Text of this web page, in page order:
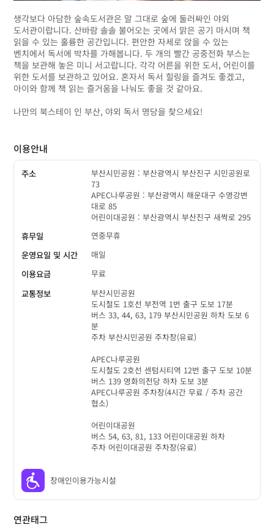
생각보다 아담한 숲속도서관은 말 그대로 숲에 둘러싸인 야외
도서관이랍니다. 산바람 솔솔 불어오는 곳에서 맑은 공기 마시며 책
읽을 수 있는 훌륭한 공간입니다. 편안한 자세로 앉을 수 있는
벤치에서 독서에 박차를 가해봅니다. 두 개의 빨간 공중전화 부스는
책을 보관해 놓은 미니 서고랍니다. 각각 어른을 위한 도서, 어린이를
위한 도서를 보관하고 있어요. 혼자서 독서 힐링을 즐겨도 좋겠고,
아이와 함께 책 읽는 즐거움을 나눠도 좋을 것 같아요.
나만의 북스테이 인 부산, 야외 독서 명당을 찾으세요!
이용안내
주소
부산시민공원 : 부산광역시 부산진구 시민공원로
73
APEC나루공원 : 부산광역시 해운대구 수영강변
대로 85
어린이대공원 : 부산광역시 부산진구 새싹로 295
휴무일
연중무휴
운영요일 및 시간
매일
이용요금
무료
교통정보
부산시민공원
도시철도 1호선 부전역 1번 출구 도보 17분
버스 33, 44, 63, 179 부산시민공원 하차 도보 6
분
주차 부산시민공원 주차장(유료)
APEC나루공원
도시철도 2호선 센텀시티역 12번 출구 도보 10분
버스 139 영화의전당 하차 도보 3분
APEC나루공원 주차장(4시간 무료 / 주차 공간
협소)
어린이대공원
버스 54, 63, 81, 133 어린이대공원 하차
주차 어린이대공원 주차장(유료)
장애인이용가능시설
연관태그